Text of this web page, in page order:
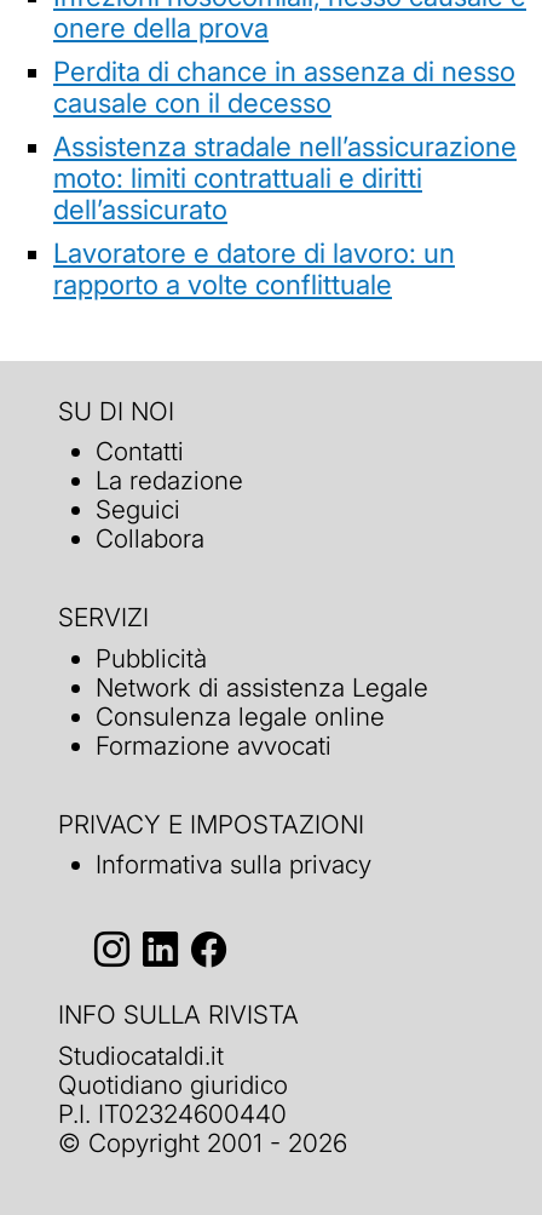
onere della prova
Perdita di chance in assenza di nesso
causale con il decesso
Assistenza stradale nell’assicurazione
moto: limiti contrattuali e diritti
dell’assicurato
Lavoratore e datore di lavoro: un
rapporto a volte conflittuale
SU DI NOI
Contatti
La redazione
Seguici
Collabora
SERVIZI
Pubblicità
Network di assistenza Legale
Consulenza legale online
Formazione avvocati
PRIVACY E IMPOSTAZIONI
Informativa sulla privacy
INFO SULLA RIVISTA
Studiocataldi.it
Quotidiano giuridico
P.I. IT02324600440
© Copyright 2001 - 2026